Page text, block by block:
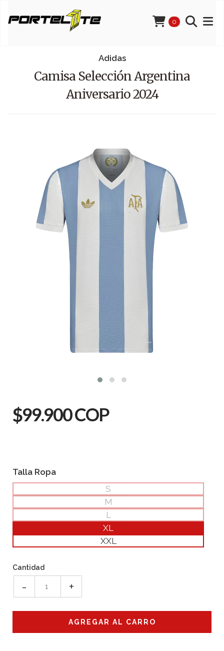
0
Adidas
Camisa Selección Argentina
Aniversario 2024
$99.900 COP
Talla Ropa
S
M
L
XL
XXL
Cantidad
- +